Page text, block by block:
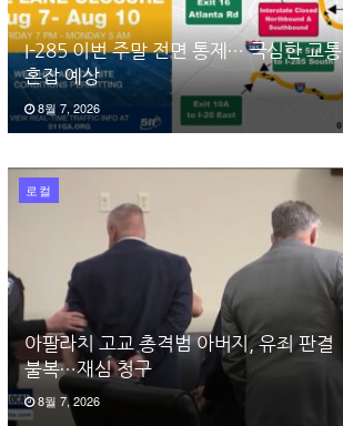
I-285 이번 주말 전면 통제… 극심한 교통
혼잡 예상
8월 7, 2026
로컬
아팔라치 고교 총격범 아버지, 유죄 판결
불복…재심 청구
8월 7, 2026